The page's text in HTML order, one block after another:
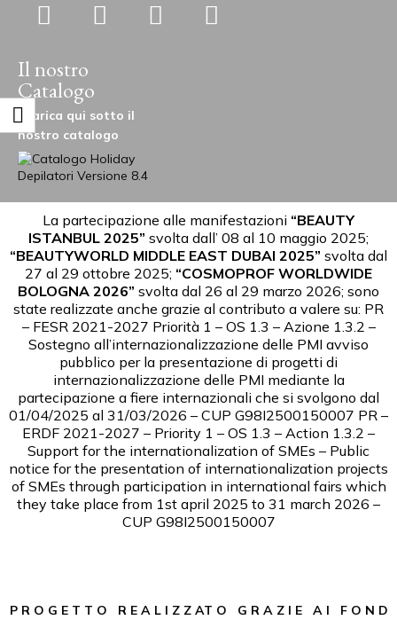
Il nostro
Catalogo
Scarica qui sotto il
nostro catalogo
La partecipazione alle manifestazioni “BEAUTY
ISTANBUL 2025” svolta dall’ 08 al 10 maggio 2025;
“BEAUTYWORLD MIDDLE EAST DUBAI 2025” svolta dal
27 al 29 ottobre 2025; “COSMOPROF WORLDWIDE
BOLOGNA 2026” svolta dal 26 al 29 marzo 2026; sono
state realizzate anche grazie al contributo a valere su: PR
– FESR 2021-2027 Priorità 1 – OS 1.3 – Azione 1.3.2 –
Sostegno all’internazionalizzazione delle PMI avviso
pubblico per la presentazione di progetti di
internazionalizzazione delle PMI mediante la
partecipazione a fiere internazionali che si svolgono dal
01/04/2025 al 31/03/2026 – CUP G98I2500150007 PR –
ERDF 2021-2027 – Priority 1 – OS 1.3 – Action 1.3.2 –
Support for the internationalization of SMEs – Public
notice for the presentation of internationalization projects
of SMEs through participation in international fairs which
they take place from 1st april 2025 to 31 march 2026 –
CUP G98I2500150007
P R O G E T T O R E A L I Z Z AT O G R A Z I E A I F O N D